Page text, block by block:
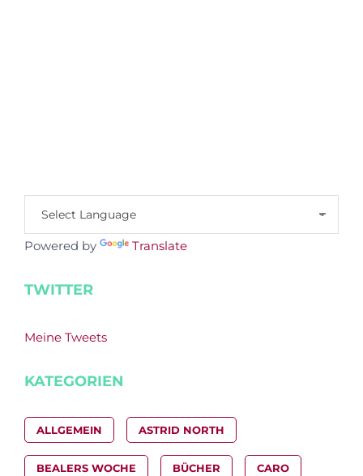
Powered by Translate
TWITTER
Meine Tweets
KATEGORIEN
ALLGEMEIN ASTRID NORTH
BEALERS WOCHE BÜCHER CARO